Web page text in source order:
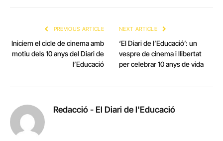
PREVIOUS ARTICLE
Iniciem el cicle de cinema amb
motiu dels 10 anys del Diari de
l’Educació
NEXT ARTICLE
‘El Diari de l’Educació’: un
vespre de cinema i llibertat
per celebrar 10 anys de vida
Redacció - El Diari de l'Educació